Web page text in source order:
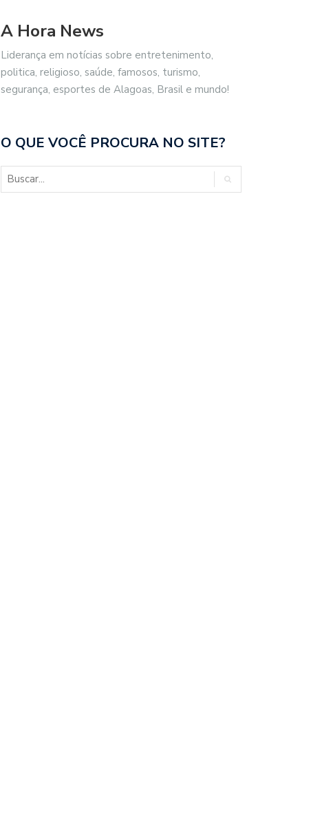
A Hora News
Liderança em notícias sobre entretenimento,
politica, religioso, saúde, famosos, turismo,
segurança, esportes de Alagoas, Brasil e mundo!
O QUE VOCÊ PROCURA NO SITE?